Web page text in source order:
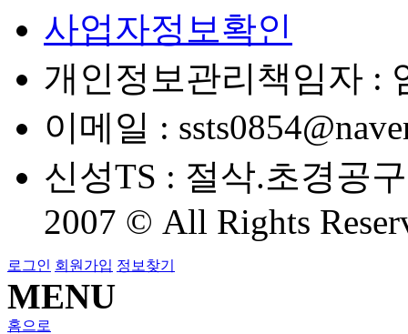
사업자정보확인
개인정보관리책임자 :
이메일 :
신성TS : 절삭.초경공
2007 © All Rights
로그인 회원가입 정보찾기
MENU
홈으로